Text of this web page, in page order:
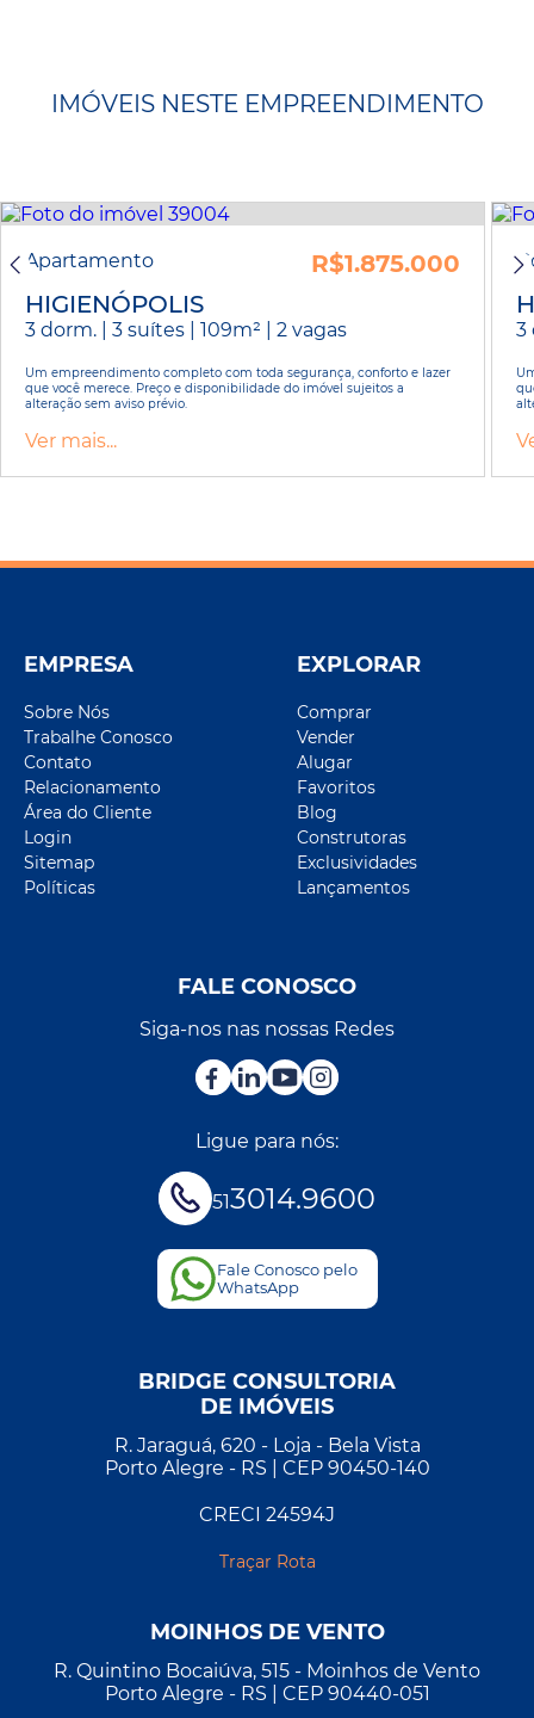
IMÓVEIS NESTE EMPREENDIMENTO
Apartamento
R$1.875.000
HIGIENÓPOLIS
3 dorm. | 3 suítes | 109m² | 2 vagas
Um empreendimento completo com toda segurança, conforto e lazer
que você merece. Preço e disponibilidade do imóvel sujeitos a
alteração sem aviso prévio.
Ver mais...
3
EMPRESA
Sobre Nós
Trabalhe Conosco
Contato
Relacionamento
Área do Cliente
Login
Sitemap
Políticas
EXPLORAR
Comprar
Vender
Alugar
Favoritos
Blog
Construtoras
Exclusividades
Lançamentos
FALE CONOSCO
Siga-nos nas nossas Redes
Ligue para nós:
513014.9600
Fale Conosco pelo
WhatsApp
BRIDGE CONSULTORIA
DE IMÓVEIS
R. Jaraguá, 620 - Loja - Bela Vista
Porto Alegre - RS | CEP 90450-140
CRECI 24594J
Traçar Rota
MOINHOS DE VENTO
R. Quintino Bocaiúva, 515 - Moinhos de Vento
Porto Alegre - RS | CEP 90440-051